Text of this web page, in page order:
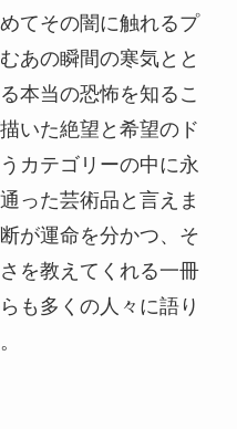
てその闇に触れるプ
あの瞬間の寒気とと
本当の恐怖を知るこ
いた絶望と希望のド
カテゴリーの中に永
った芸術品と言えま
が運命を分かつ、そ
を教えてくれる一冊
も多くの人々に語り